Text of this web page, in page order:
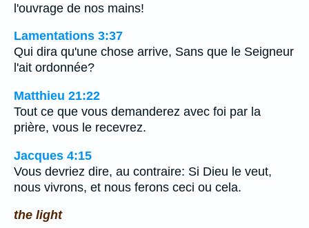
l'ouvrage de nos mains!
Lamentations 3:37
Qui dira qu'une chose arrive, Sans que le Seigneur
l'ait ordonnée?
Matthieu 21:22
Tout ce que vous demanderez avec foi par la
prière, vous le recevrez.
Jacques 4:15
Vous devriez dire, au contraire: Si Dieu le veut,
nous vivrons, et nous ferons ceci ou cela.
the light